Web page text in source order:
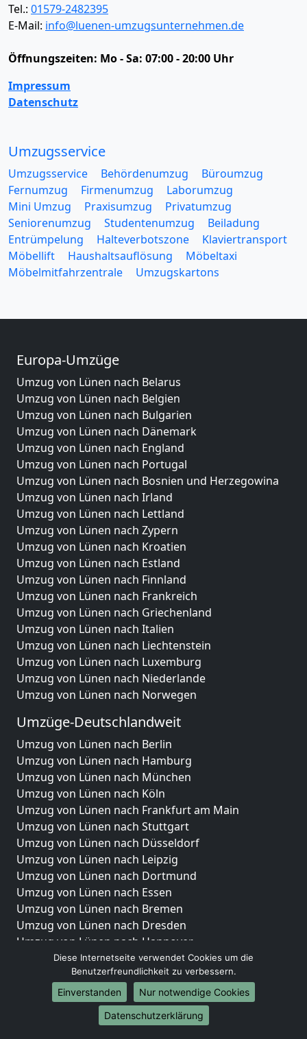
Tel.: 01579-2482395
E-Mail: info@luenen-umzugsunternehmen.de
Öffnungszeiten: Mo - Sa: 07:00 - 20:00 Uhr
Impressum
Datenschutz
Umzugsservice
Umzugsservice Behördenumzug
Büroumzug
Fernumzug
Firmenumzug
Laborumzug
Mini Umzug
Praxisumzug
Privatumzug
Seniorenumzug
Studentenumzug
Beiladung
Entrümpelung
Halteverbotszone
Klaviertransport
Möbellift
Haushaltsauflösung
Möbeltaxi
Möbelmitfahrzentrale
Umzugskartons
Europa-Umzüge
Umzug von Lünen nach Belarus
Umzug von Lünen nach Belgien
Umzug von Lünen nach Bulgarien
Umzug von Lünen nach Dänemark
Umzug von Lünen nach England
Umzug von Lünen nach Portugal
Umzug von Lünen nach Bosnien und Herzegowina
Umzug von Lünen nach Irland
Umzug von Lünen nach Lettland
Umzug von Lünen nach Zypern
Umzug von Lünen nach Kroatien
Umzug von Lünen nach Estland
Umzug von Lünen nach Finnland
Umzug von Lünen nach Frankreich
Umzug von Lünen nach Griechenland
Umzug von Lünen nach Italien
Umzug von Lünen nach Liechtenstein
Umzug von Lünen nach Luxemburg
Umzug von Lünen nach Niederlande
Umzug von Lünen nach Norwegen
Umzüge-Deutschlandweit
Umzug von Lünen nach Berlin
Umzug von Lünen nach Hamburg
Umzug von Lünen nach München
Umzug von Lünen nach Köln
Umzug von Lünen nach Frankfurt am Main
Umzug von Lünen nach Stuttgart
Umzug von Lünen nach Düsseldorf
Umzug von Lünen nach Leipzig
Umzug von Lünen nach Dortmund
Umzug von Lünen nach Essen
Umzug von Lünen nach Bremen
Umzug von Lünen nach Dresden
Umzug von Lünen nach Hannover
Umzug von Lünen nach Nürnberg
Umzug von Lünen nach Duisburg
Umzug von Lünen nach Bochum
Umzug von Lünen nach Wuppertal
Umzug von Lünen nach Bielefeld
Diese Internetseite verwendet Cookies um die
Benutzerfreundlichkeit zu verbessern.
Einverstanden
Nur notwendige Cookies
Datenschutzerklärung